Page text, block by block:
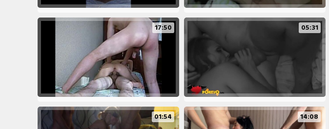
17:50 05:31
01:54 14:08